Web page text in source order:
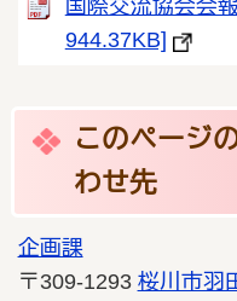
国際交流協会会
944.37KB]
このページ
わせ先
企画課
〒309-1293 桜川市羽